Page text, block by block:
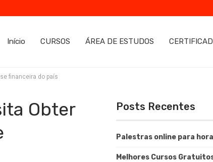
Início CURSOS ÁREA DE ESTUDOS
financeira do país
Obter
Posts Recentes
Palestras online para
Melhores Cursos